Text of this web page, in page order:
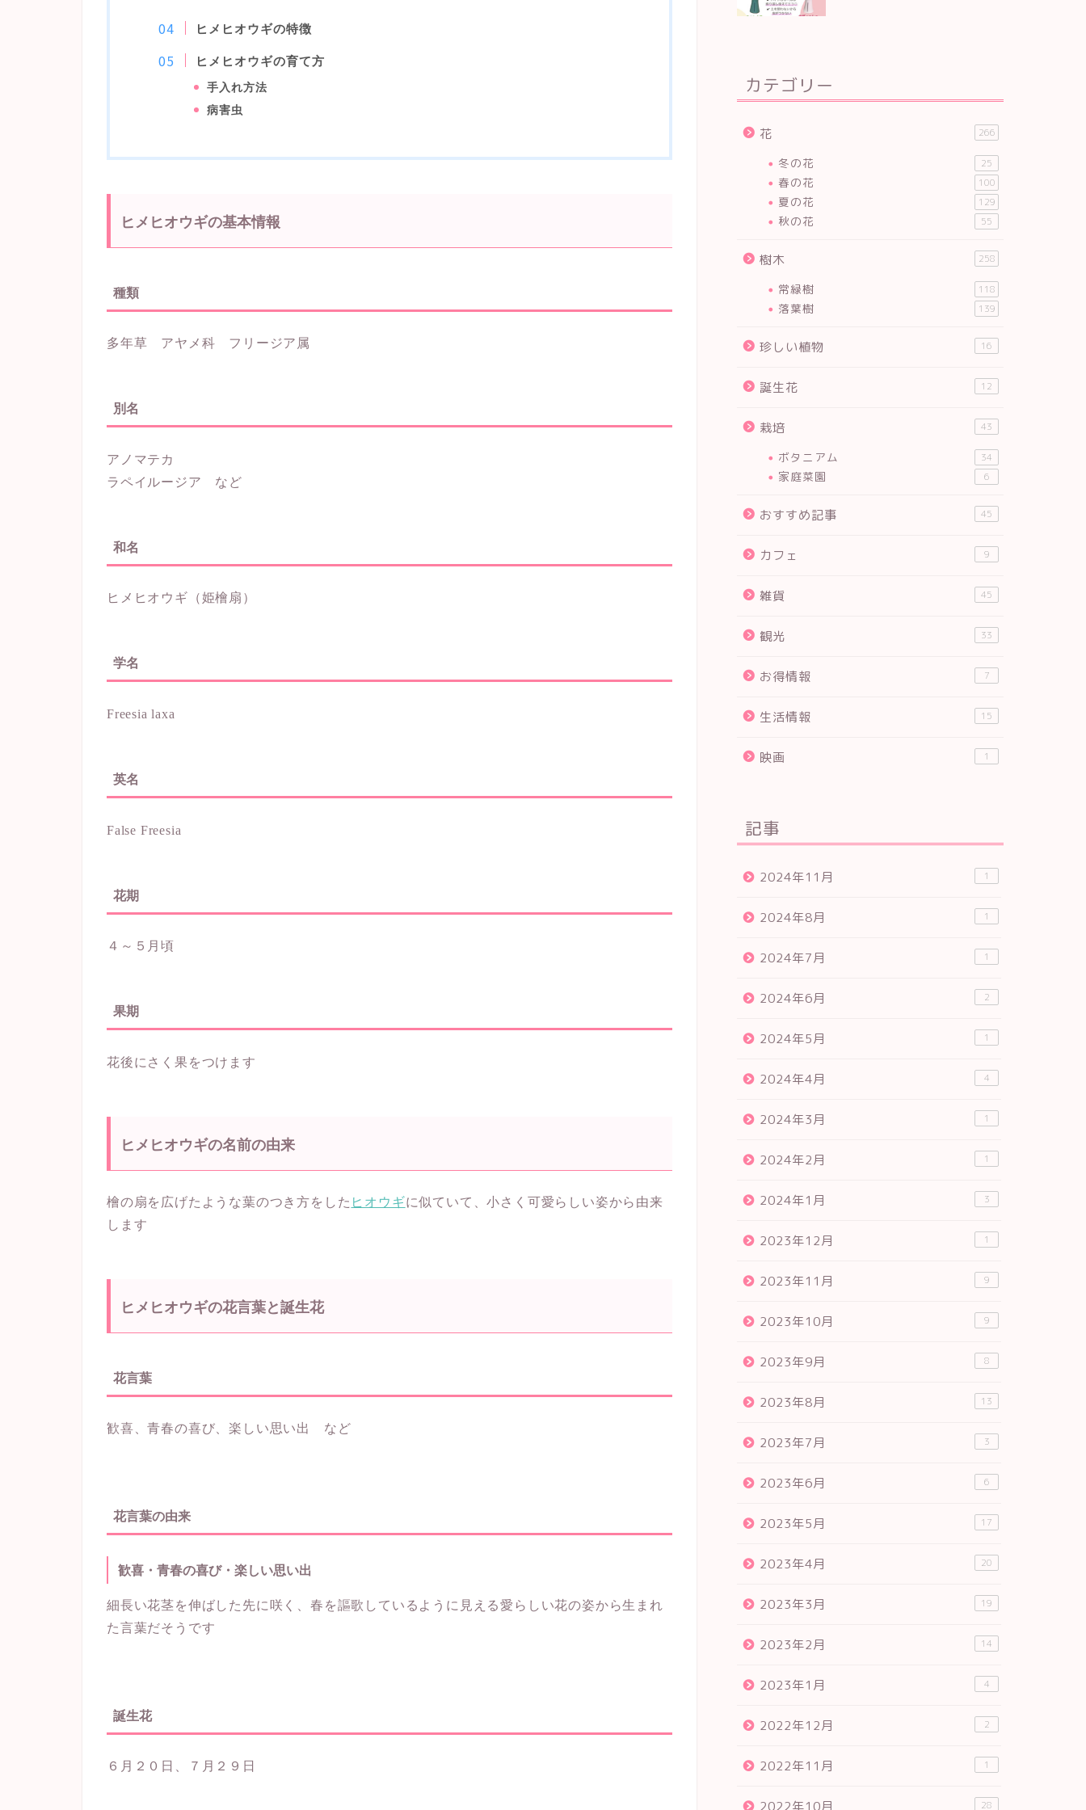
ヒメヒオウギの特徴
ヒメヒオウギの育て方
手入れ方法
病害虫
ヒメヒオウギの基本情報
種類
多年草 アヤメ科 フリージア属
別名
アノマテカ
ラペイルージア など
和名
ヒメヒオウギ（姫檜扇）
学名
Freesia laxa
英名
False Freesia
花期
４～５月頃
果期
花後にさく果をつけます
ヒメヒオウギの名前の由来
檜の扇を広げたような葉のつき方をした ヒオウギに似ていて、小さく可愛らしい姿から由来
します
ヒメヒオウギの花言葉と誕生花
花言葉
歓喜、青春の喜び、楽しい思い出 など
花言葉の由来
歓喜・青春の喜び・楽しい思い出
細長い花茎を伸ばした先に咲く、春を謳歌しているように見える愛らしい花の姿から生まれ
た言葉だそうです
誕生花
６月２０日、７月２９日
カテゴリー
花 266
冬の花 25
春の花 100
夏の花 129
秋の花 55
樹木 258
常緑樹 118
落葉樹 139
珍しい植物 16
誕生花 12
栽培 43
ボタニアム 34
家庭菜園 6
おすすめ記事 45
カフェ 9
雑貨 45
観光 33
お得情報 7
生活情報 15
映画 1
記事
2024年11月 1
2024年8月 1
2024年7月 1
2024年6月 2
2024年5月 1
2024年4月 4
2024年3月 1
2024年2月 1
2024年1月 3
2023年12月 1
2023年11月 9
2023年10月 9
2023年9月 8
2023年8月 13
2023年7月 3
2023年6月 6
2023年5月 17
2023年4月 20
2023年3月 19
2023年2月 14
2023年1月 4
2022年12月 2
2022年11月 1
28